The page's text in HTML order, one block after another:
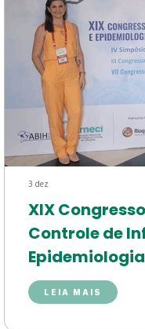
3 dez
XIX
Controle de
LEIA MAIS